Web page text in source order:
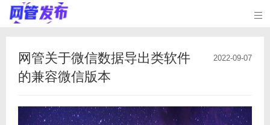

2022-09-07
网管关于微信数据导出类软件
的兼容微信版本